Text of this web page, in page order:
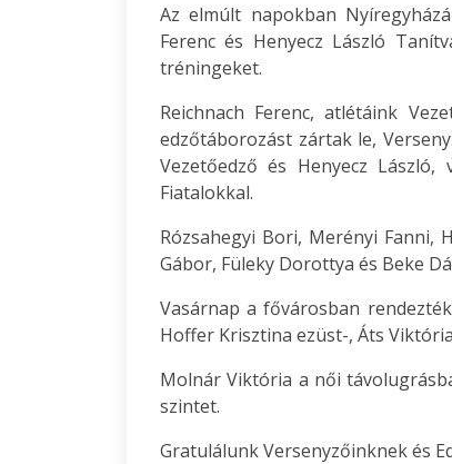
Az elmúlt napokban
Ferenc és Henyecz László
tréningeket.
Reichnach Ferenc, atlétáink
edzőtáborozást zártak le,
Vezetőedző és Henyecz
Fiatalokkal.
Rózsahegyi Bori, Merényi Fanni,
Gábor, Füleky Dorottya és Beke
Vasárnap a fővárosban
Hoffer Krisztina ezüst-, Áts
Molnár Viktória a női
szintet.
Gratulálunk Versenyzőinknek és